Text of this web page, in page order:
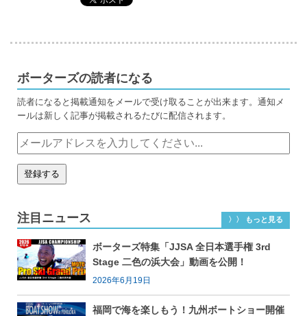
ボーターズの読者になる
読者になると掲載通知をメールで受け取ることが出来ます。通知メ
ールは新しく記事が掲載されるたびに配信されます。
注目ニュース 〉〉 もっと見る
ボーターズ特集「JJSA 全日本選手権 3rd
Stage 二色の浜大会」動画を公開！
2026年6月19日
福岡で海を楽しもう！九州ボートショー開催